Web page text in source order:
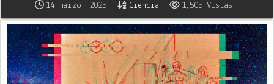
14 marzo, 2025 Ciencia 1,505 Vistas